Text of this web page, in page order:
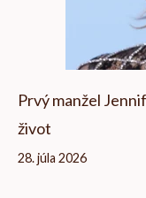
Prvý manžel
život
28. júla 2026